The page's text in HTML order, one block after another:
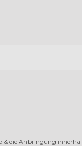
& die Anbringung